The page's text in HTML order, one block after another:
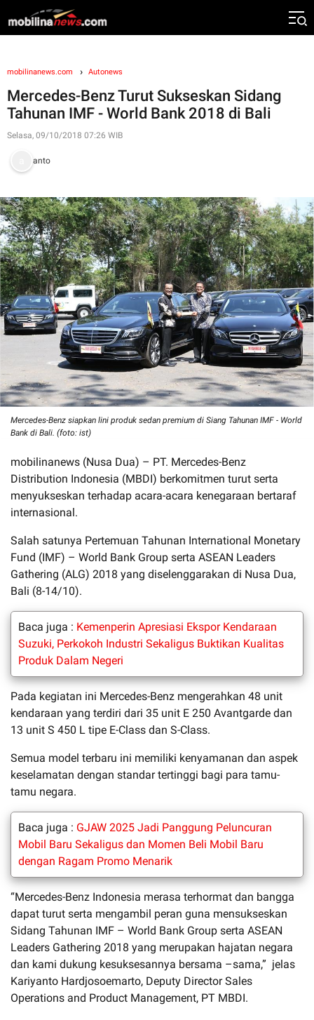
mobilinanews.com Autonews
Mercedes-Benz Turut Sukseskan Sidang
Tahunan IMF - World Bank 2018 di Bali
Selasa, 09/10/2018 07:26 WIB
anto
Mercedes-Benz siapkan lini produk sedan premium di Siang Tahunan IMF - World
Bank di Bali. (foto: ist)
mobilinanews (Nusa Dua) – PT. Mercedes-Benz
Distribution Indonesia (MBDI) berkomitmen turut serta
menyukseskan terhadap acara-acara kenegaraan bertaraf
internasional.
Salah satunya Pertemuan Tahunan International Monetary
Fund (IMF) – World Bank Group serta ASEAN Leaders
Gathering (ALG) 2018 yang diselenggarakan di Nusa Dua,
Bali (8-14/10).
Baca juga : Kemenperin Apresiasi Ekspor Kendaraan
Suzuki, Perkokoh Industri Sekaligus Buktikan Kualitas
Produk Dalam Negeri
Pada kegiatan ini Mercedes-Benz mengerahkan 48 unit
kendaraan yang terdiri dari 35 unit E 250 Avantgarde dan
13 unit S 450 L tipe E-Class dan S-Class.
Semua model terbaru ini memiliki kenyamanan dan aspek
keselamatan dengan standar tertinggi bagi para tamu-
tamu negara.
Baca juga : GJAW 2025 Jadi Panggung Peluncuran
Mobil Baru Sekaligus dan Momen Beli Mobil Baru
dengan Ragam Promo Menarik
“Mercedes-Benz Indonesia merasa terhormat dan bangga
dapat turut serta mengambil peran guna mensukseskan
Sidang Tahunan IMF – World Bank Group serta ASEAN
Leaders Gathering 2018 yang merupakan hajatan negara
dan kami dukung kesuksesannya bersama –sama,” jelas
Kariyanto Hardjosoemarto, Deputy Director Sales
Operations and Product Management, PT MBDI.